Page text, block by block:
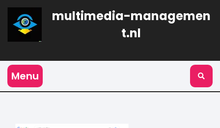
Naar
inhoud
gaan
multimedia-managemen
t.nl
Menu